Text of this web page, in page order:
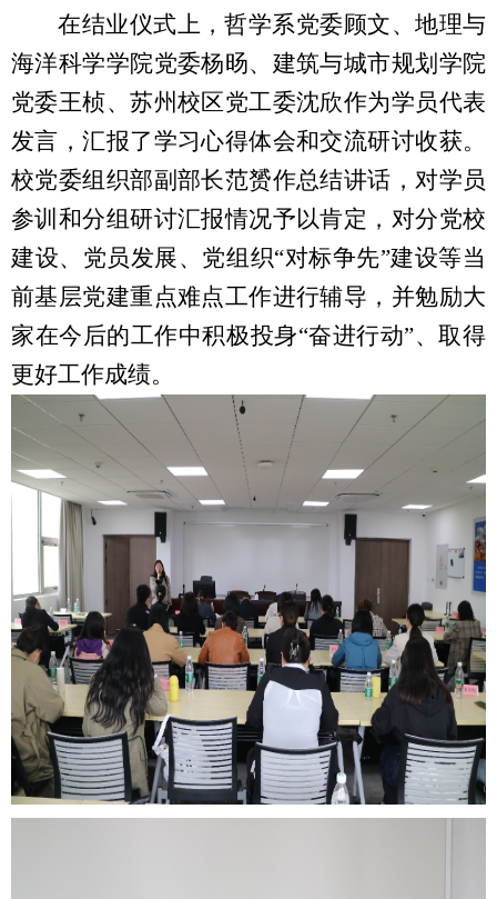
在结业仪式上，哲学系党委顾文、地理与
海洋科学学院党委杨旸、建筑与城市规划学院
党委王桢、苏州校区党工委沈欣作为学员代表
发言，汇报了学习心得体会和交流研讨收获。
校党委组织部副部长范赟作总结讲话，对学员
参训和分组研讨汇报情况予以肯定，对分党校
建设、党员发展、党组织“对标争先”建设等当
前基层党建重点难点工作进行辅导，并勉励大
家在今后的工作中积极投身“奋进行动”、取得
更好工作成绩。